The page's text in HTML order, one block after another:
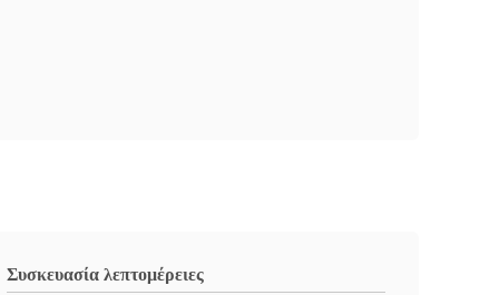
Συσκευασία λεπτομέρειες